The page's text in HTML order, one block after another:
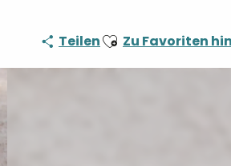
TeilenAjouter aux favoris
Zu Favoriten